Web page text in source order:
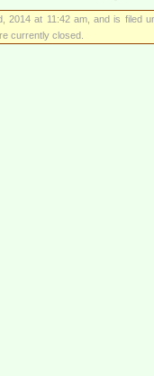
2014 at 11:42 am, and is filed
currently closed.